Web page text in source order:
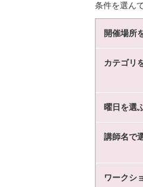
条件を選ん
開催場所
カテゴリ
曜日を選
講師名で
ワークシ